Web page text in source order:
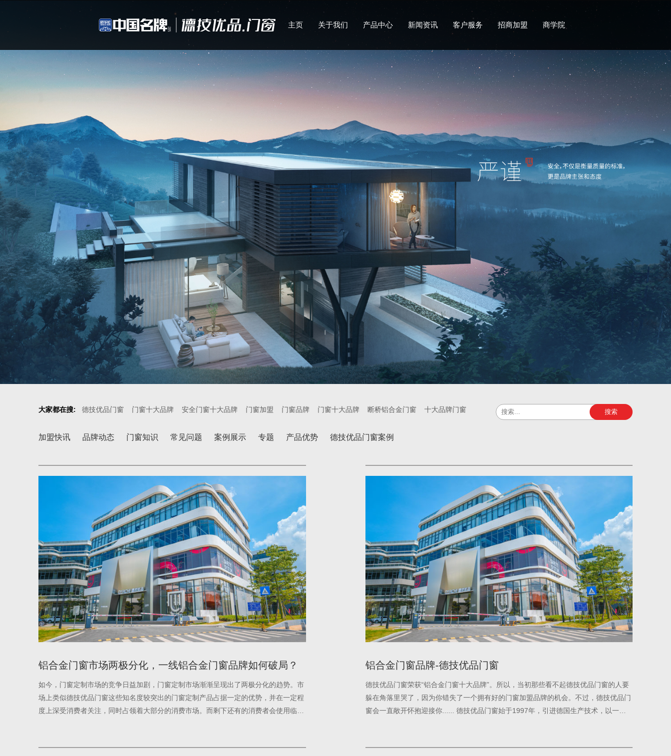
主页 关于我们 产品中心 新闻资讯 客户服务 招商加盟 商学院
大家都在搜: 德技优品门窗 门窗十大品牌 安全门窗十大品牌 门窗加盟 门窗品牌 门窗十大品牌 断桥铝合金门窗 十大品牌门窗 搜索
加盟快讯 品牌动态 门窗知识 常见问题 案例展示 专题 产品优势 德技优品门窗案例
铝合金门窗市场两极分化，一线铝合金门窗品牌如何破局？
如今，门窗定制市场的竞争日益加剧，门窗定制市场渐渐呈现出了两极分化的趋势。市
场上类似德技优品门窗这些知名度较突出的门窗定制产品占据一定的优势，并在一定程
度上深受消费者关注，同时占领着大部分的消费市场。而剩下还有的消费者会使用临时
铝合金门窗品牌-德技优品门窗
德技优品门窗荣获“铝合金门窗十大品牌”。所以，当初那些看不起德技优品门窗的人要
躲在角落里哭了，因为你错失了一个拥有好的门窗加盟品牌的机会。不过，德技优品门
窗会一直敞开怀抱迎接你...... 德技优品门窗始于1997年，引进德国生产技术，以一流